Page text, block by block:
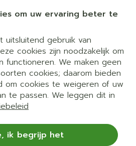
om uw ervaring beter te
uitsluitend gebruik van
cookies zijn noodzakelijk om
We maken geen
cookies; daarom bieden
om cookies te weigeren of uw
te passen. We leggen dit in
ik begrijp het